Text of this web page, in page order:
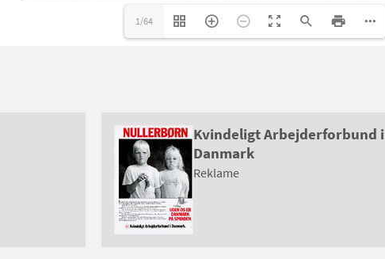
1/64
Kvindeligt Arbejderforbund i
Danmark
Reklame